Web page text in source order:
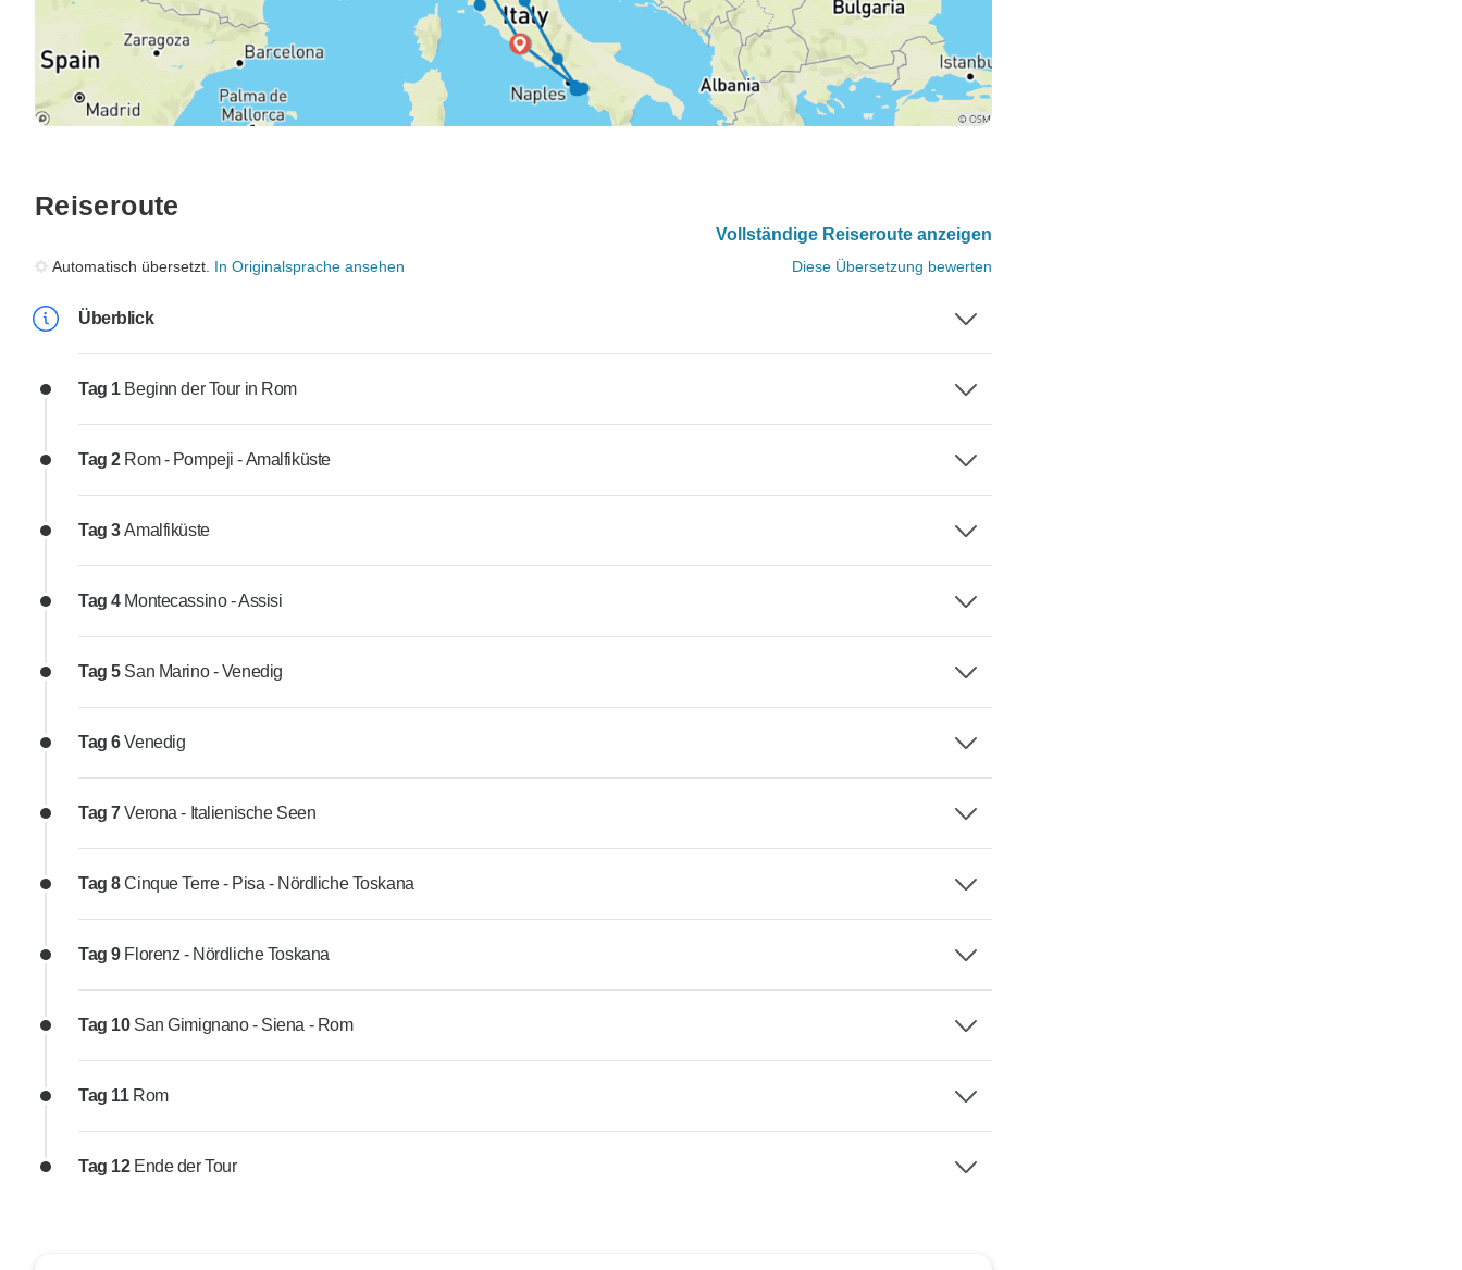
Reiseroute
Vollständige Reiseroute anzeigen
Automatisch übersetzt. In Originalsprache ansehen Diese Übersetzung bewerten
Überblick
Tag 1 Beginn der Tour in Rom
Tag 2 Rom - Pompeji - Amalfiküste
Tag 3Amalfiküste
Tag 4 Montecassino - Assisi
Tag 5 San Marino - Venedig
Tag 6Venedig
Tag 7Verona - Italienische Seen
Tag 8Cinque Terre - Pisa - Nördliche Toskana
Tag 9 Florenz - Nördliche Toskana
Tag 10 San Gimignano - Siena - Rom
Tag 11 Rom
Tag 12 Ende der Tour